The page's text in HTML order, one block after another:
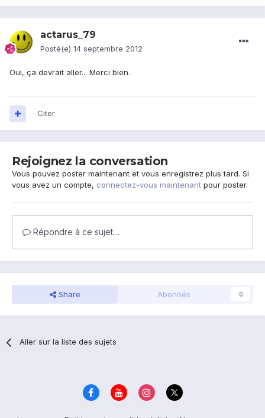
actarus_79
Posté(e) 14 septembre 2012
Oui, ça devrait aller... Merci bien.
Citer
Rejoignez la conversation
Vous pouvez poster maintenant et vous enregistrez plus tard. Si
vous avez un compte, connectez-vous maintenant pour poster.
Répondre à ce sujet…
Share Abonnés 0
Aller sur la liste des sujets